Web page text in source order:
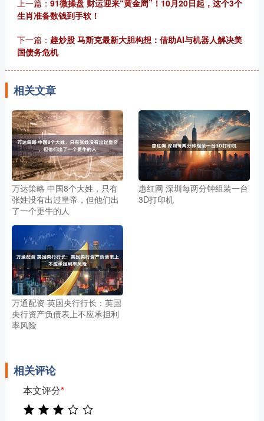
上一篇： 91微操盘 财运迎来“黄金周”！10月20日起，这个3个
生肖准备数钱到手软！
下一篇： 趣炒股 马斯克最新大胆构想：借助AI与机器人解决美
国债务危机
相关文章
万达策略 中国8个大姓，只有
张姓没有出过皇帝，但他们出
了一个更牛的人
惠红网 深圳每两分钟组装一台
3D打印机
万通配资 英国央行行长：英国
央行资产负债表上不应承担利
率风险
相关评论
本文评分*